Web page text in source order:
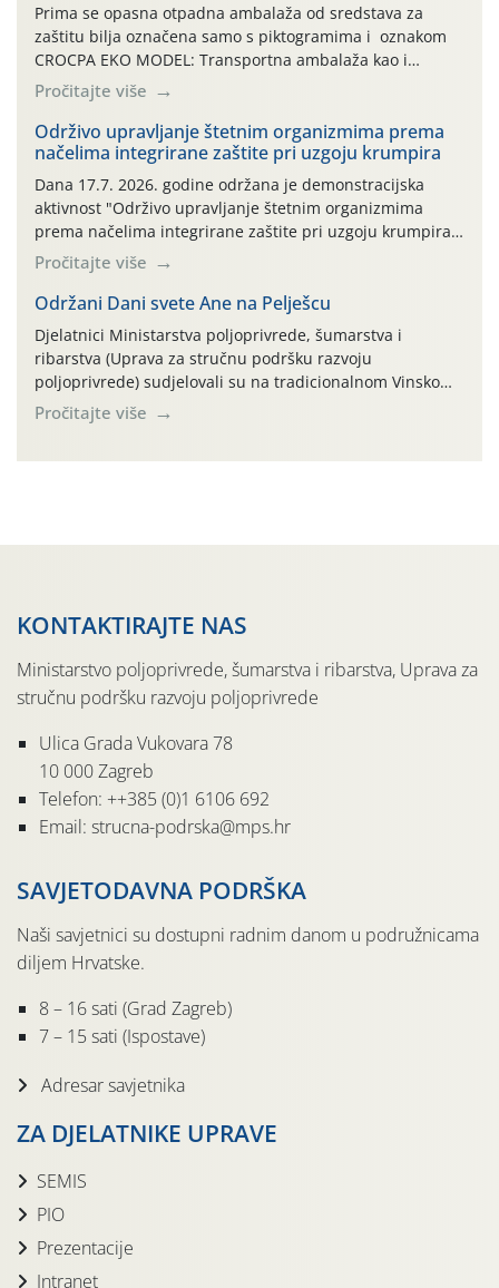
Prima se opasna otpadna ambalaža od sredstava za
zaštitu bilja označena samo s piktogramima i oznakom
CROCPA EKO MODEL: Transportna ambalaža kao i
ambalaža drugih proizvoda koji nisu sredstva za zaštitu
bilja (npr. ambalaža od mineralnih gnojiva,) se ne
prihvaća. Korisnicima je osiguran besplatni povrat
prazne ambalaže isključivo ovih tvrtki: AGROCHEM-MAKS,
AGRONOM, ALBAUGH TKI* (PINUS […]
Pročitajte više
Održivo upravljanje štetnim organizmima prema
načelima integrirane zaštite pri uzgoju krumpira
Dana 17.7. 2026. godine održana je demonstracijska
aktivnost "Održivo upravljanje štetnim organizmima
prema načelima integrirane zaštite pri uzgoju krumpira"
na pokusnom polju "Poredje", kraj naselja Belica (ARKOD
parcela ID 2445031) (središnji dio Međimurske županije).
Pročitajte više
Održani Dani svete Ane na Pelješcu
Djelatnici Ministarstva poljoprivrede, šumarstva i
ribarstva (Uprava za stručnu podršku razvoju
poljoprivrede) sudjelovali su na tradicionalnom Vinskom
forumu, održanom 24.07.2026. godine u Domu vinarske
tradicije u Putnikovićima na poluotoku Pelješcu, u
Pročitajte više
KONTAKTIRAJTE NAS
Ministarstvo poljoprivrede, šumarstva i ribarstva, Uprava za
stručnu podršku razvoju poljoprivrede
Ulica Grada Vukovara 78
10 000 Zagreb
Telefon: ++385 (0)1 6106 692
Email: strucna-podrska@mps.hr
SAVJETODAVNA PODRŠKA
Naši savjetnici su dostupni radnim danom u podružnicama
diljem Hrvatske.
8 – 16 sati (Grad Zagreb)
7 – 15 sati (Ispostave)
Adresar savjetnika
ZA DJELATNIKE UPRAVE
SEMIS
PIO
Prezentacije
Intranet